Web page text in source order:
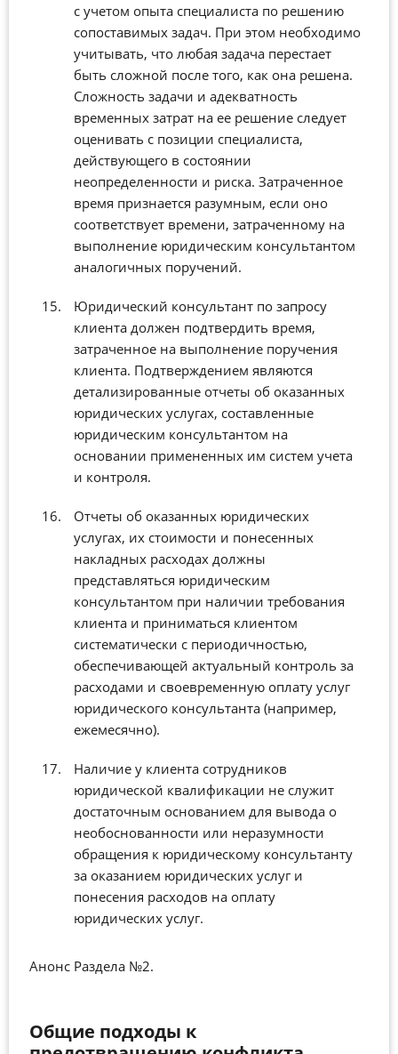
с учетом опыта специалиста по решению
сопоставимых задач. При этом необходимо
учитывать, что любая задача перестает
быть сложной после того, как она решена.
Сложность задачи и адекватность
временных затрат на ее решение следует
оценивать с позиции специалиста,
действующего в состоянии
неопределенности и риска. Затраченное
время признается разумным, если оно
соответствует времени, затраченному на
выполнение юридическим консультантом
аналогичных поручений.
Юридический консультант по запросу
клиента должен подтвердить время,
затраченное на выполнение поручения
клиента. Подтверждением являются
детализированные отчеты об оказанных
юридических услугах, составленные
юридическим консультантом на
основании примененных им систем учета
и контроля.
Отчеты об оказанных юридических
услугах, их стоимости и понесенных
накладных расходах должны
представляться юридическим
консультантом при наличии требования
клиента и приниматься клиентом
систематически с периодичностью,
обеспечивающей актуальный контроль за
расходами и своевременную оплату услуг
юридического консультанта (например,
ежемесячно).
Наличие у клиента сотрудников
юридической квалификации не служит
достаточным основанием для вывода о
необоснованности или неразумности
обращения к юридическому консультанту
за оказанием юридических услуг и
понесения расходов на оплату
юридических услуг.
Анонс Раздела №2.
Общие подходы к